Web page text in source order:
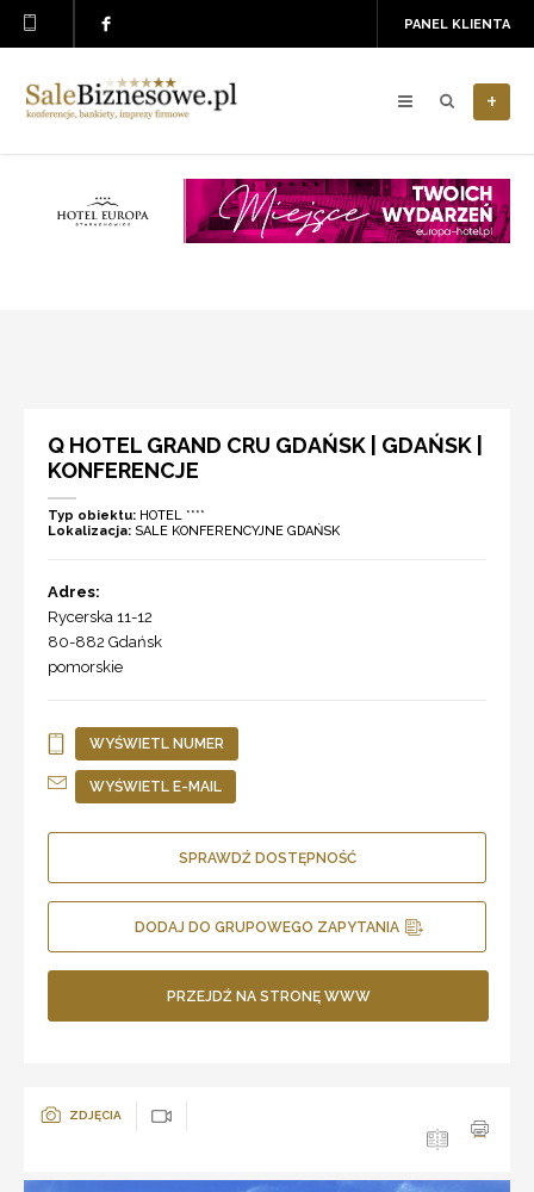
PANEL KLIENTA
+
Q HOTEL GRAND CRU GDAŃSK | GDAŃSK |
KONFERENCJE
Typ obiektu: HOTEL ****
Lokalizacja: SALE KONFERENCYJNE GDAŃSK
Adres:
Rycerska 11-12
80-882 Gdańsk
pomorskie
WYŚWIETL NUMER
WYŚWIETL E-MAIL
SPRAWDŹ DOSTĘPNOŚĆ
DODAJ DO GRUPOWEGO ZAPYTANIA
PRZEJDŹ NA STRONĘ WWW
ZDJĘCIA